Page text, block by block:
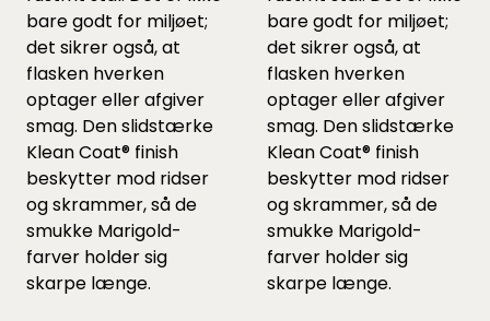
bare godt for miljøet;
det sikrer også, at
flasken hverken
optager eller afgiver
smag. Den slidstærke
Klean Coat® finish
beskytter mod ridser
og skrammer, så de
smukke Marigold-
farver holder sig
skarpe længe.
bare godt for miljøet;
det sikrer også, at
flasken hverken
optager eller afgiver
smag. Den slidstærke
Klean Coat® finish
beskytter mod ridser
og skrammer, så de
smukke Marigold-
farver holder sig
skarpe længe.